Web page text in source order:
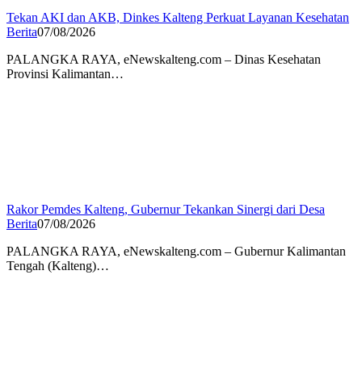
Tekan AKI dan AKB, Dinkes Kalteng Perkuat Layanan Kesehatan
Berita07/08/2026
PALANGKA RAYA, eNewskalteng.com – Dinas Kesehatan
Provinsi Kalimantan…
Rakor Pemdes Kalteng, Gubernur Tekankan Sinergi dari Desa
Berita07/08/2026
PALANGKA RAYA, eNewskalteng.com – Gubernur Kalimantan
Tengah (Kalteng)…